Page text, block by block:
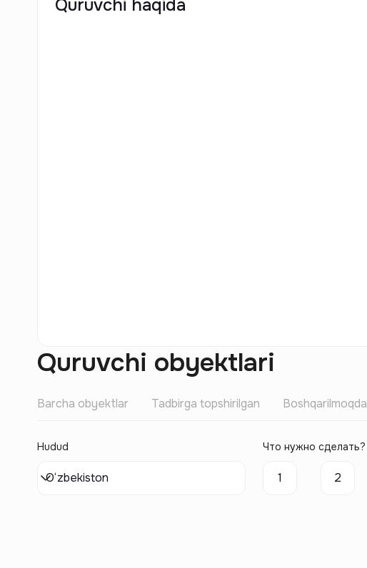
Quruvchi haqida
Quruvchi obyektlari
Barcha obyektlar Tadbirga topshirilgan Boshqarilmoqda
Hudud
O‘zbekiston
Что нужно сделать?
1 2